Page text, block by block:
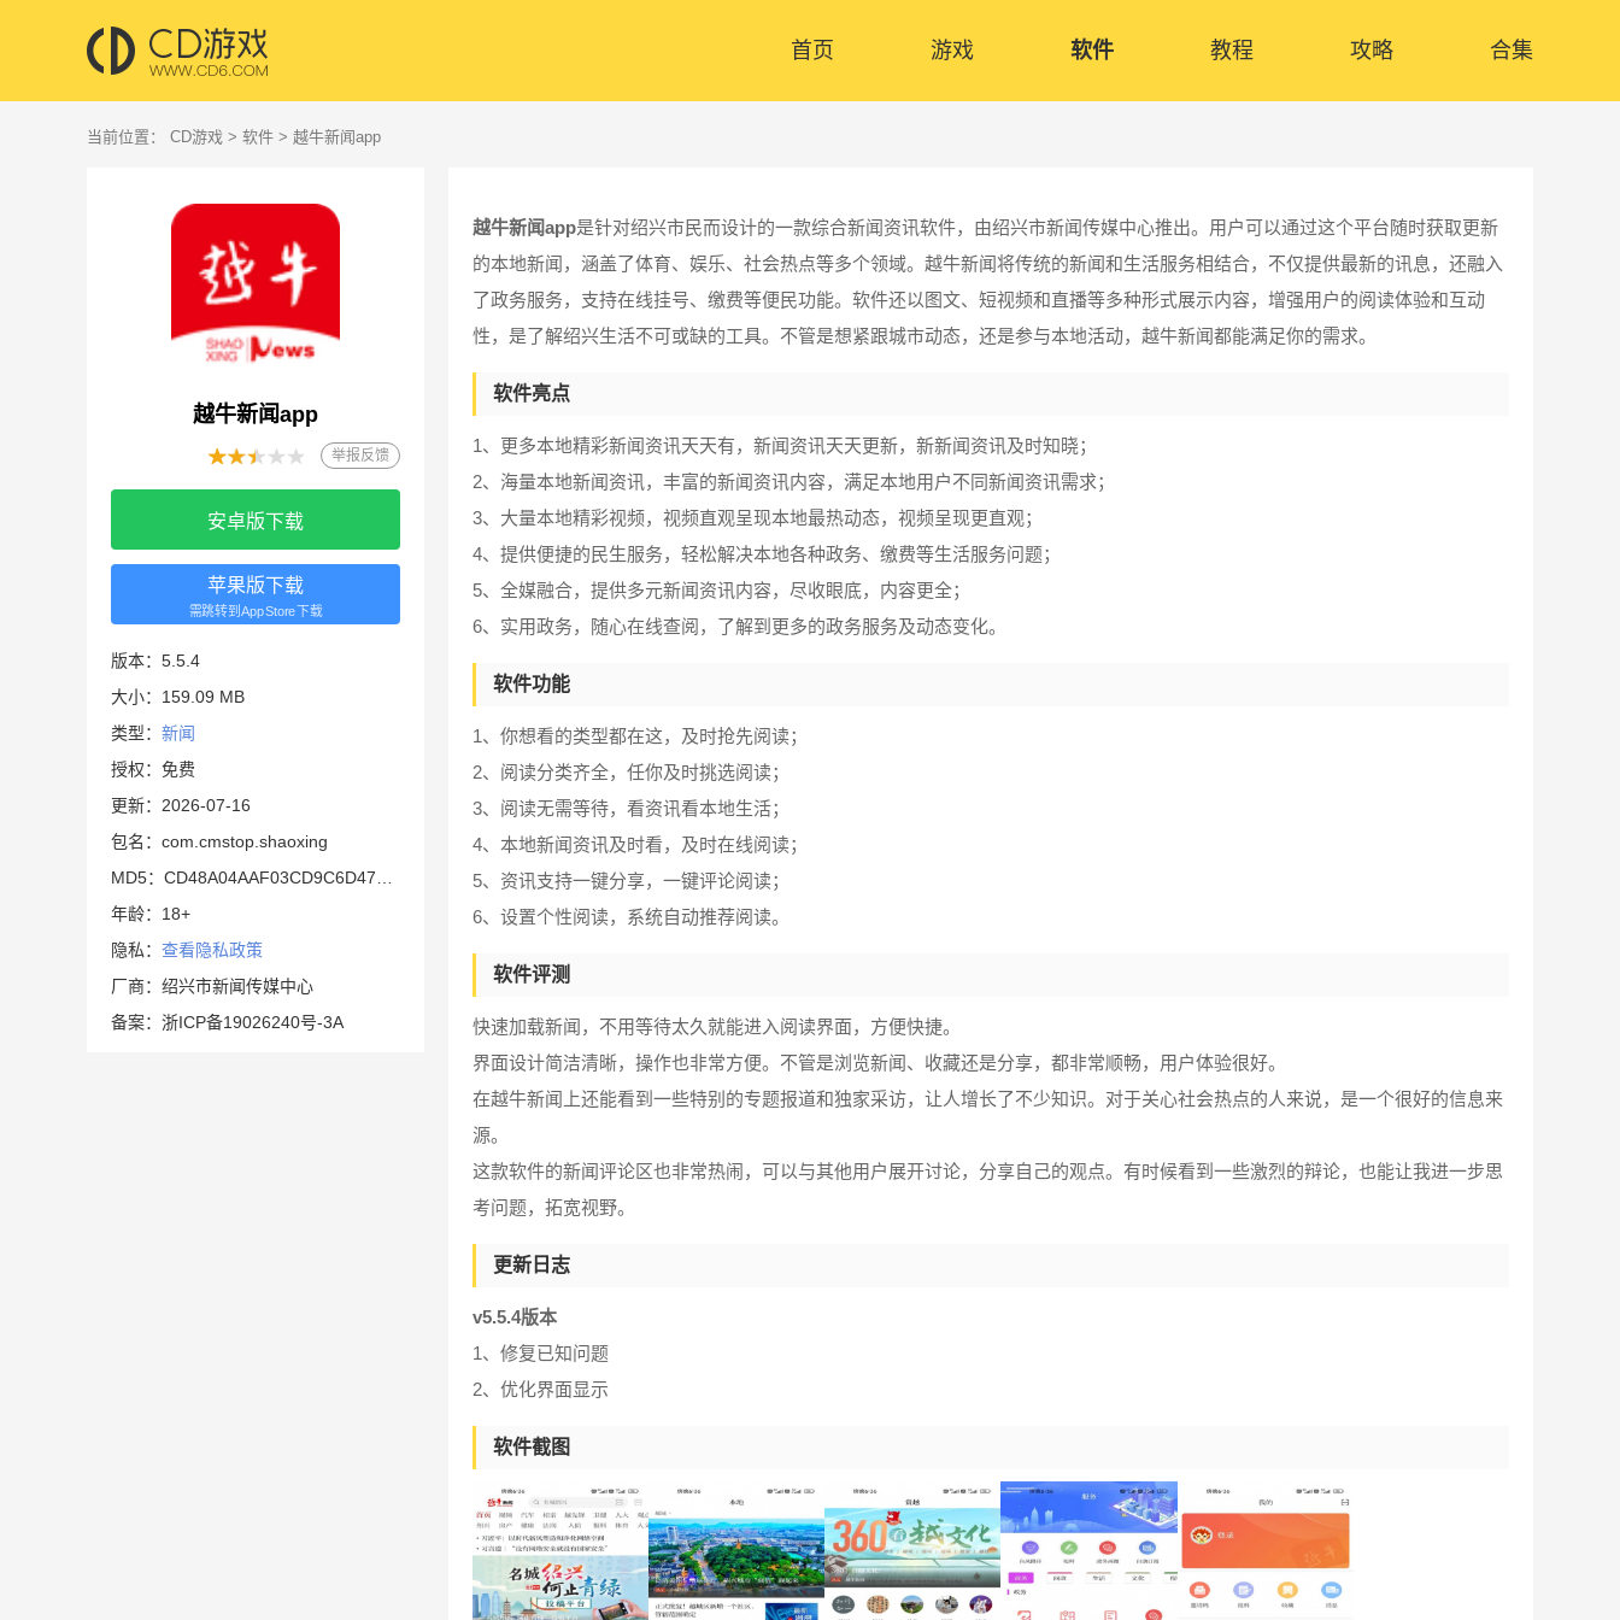
首页 游戏 软件 教程 攻略 合集
当前位置： CD游戏 > 软件 > 越牛新闻app
越牛新闻app
举报反馈
安卓版下载
苹果版下载
需跳转到AppStore下载
版本：5.5.4
大小：159.09 MB
类型： 新闻
授权：免费
更新：2026-07-16
包名：com.cmstop.shaoxing
年龄：18+
隐私： 查看隐私政策
厂商：绍兴市新闻传媒中心
备案：浙ICP备19026240号-3A
越牛新闻app是针对绍兴市民而设计的一款综合新闻资讯软件，由绍兴市新闻传媒中心推出。用户可以通过这个平台随时获取更新
的本地新闻，涵盖了体育、娱乐、社会热点等多个领域。越牛新闻将传统的新闻和生活服务相结合，不仅提供最新的讯息，还融入
了政务服务，支持在线挂号、缴费等便民功能。软件还以图文、短视频和直播等多种形式展示内容，增强用户的阅读体验和互动
性，是了解绍兴生活不可或缺的工具。不管是想紧跟城市动态，还是参与本地活动，越牛新闻都能满足你的需求。
软件亮点
1、更多本地精彩新闻资讯天天有，新闻资讯天天更新，新新闻资讯及时知晓；
2、海量本地新闻资讯，丰富的新闻资讯内容，满足本地用户不同新闻资讯需求；
3、大量本地精彩视频，视频直观呈现本地最热动态，视频呈现更直观；
4、提供便捷的民生服务，轻松解决本地各种政务、缴费等生活服务问题；
5、全媒融合，提供多元新闻资讯内容，尽收眼底，内容更全；
6、实用政务，随心在线查阅，了解到更多的政务服务及动态变化。
软件功能
1、你想看的类型都在这，及时抢先阅读；
2、阅读分类齐全，任你及时挑选阅读；
3、阅读无需等待，看资讯看本地生活；
4、本地新闻资讯及时看，及时在线阅读；
5、资讯支持一键分享，一键评论阅读；
6、设置个性阅读，系统自动推荐阅读。
软件评测
快速加载新闻，不用等待太久就能进入阅读界面，方便快捷。
界面设计简洁清晰，操作也非常方便。不管是浏览新闻、收藏还是分享，都非常顺畅，用户体验很好。
在越牛新闻上还能看到一些特别的专题报道和独家采访，让人增长了不少知识。对于关心社会热点的人来说，是一个很好的信息来
源。
这款软件的新闻评论区也非常热闹，可以与其他用户展开讨论，分享自己的观点。有时候看到一些激烈的辩论，也能让我进一步思
考问题，拓宽视野。
更新日志
v5.5.4版本
1、修复已知问题
2、优化界面显示
软件截图